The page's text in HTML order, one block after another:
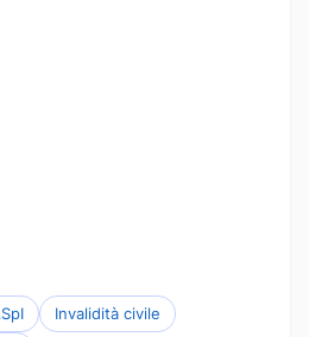
Invalidità civile